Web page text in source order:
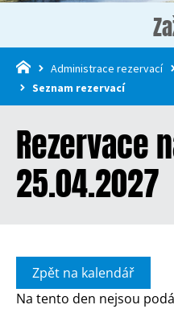
Administrace rezervací
Seznam rezervací
Rezervace
25.04.2027
Zpět na kalendář
Na tento den nejsou